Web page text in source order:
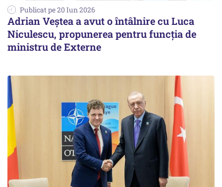
Publicat pe 20 Iun 2026
Adrian Veștea a avut o întâlnire cu Luca
Niculescu, propunerea pentru funcția de
ministru de Externe